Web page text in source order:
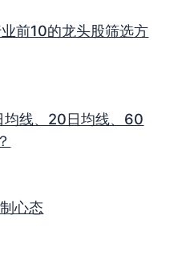
前10的龙头股筛选方
均线、20日均线、60
心态